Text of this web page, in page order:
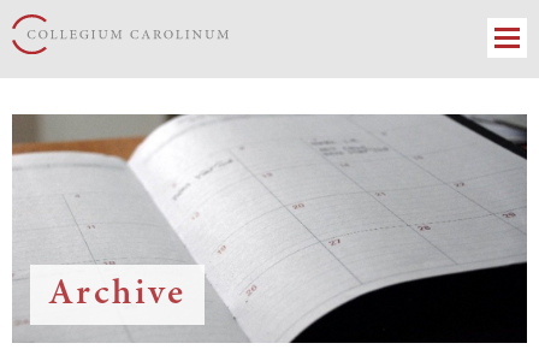
Archive